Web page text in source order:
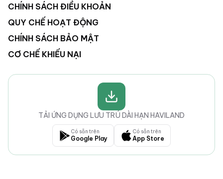
CHÍNH SÁCH ĐIỀU KHOẢN
QUY CHẾ HOẠT ĐỘNG
CHÍNH SÁCH BẢO MẬT
CƠ CHẾ KHIẾU NẠI
TẢI ỨNG DỤNG LƯU TRÚ DÀI HẠN HAVILAND
Có sẵn trên
Google Play
Có sẵn trên
App Store